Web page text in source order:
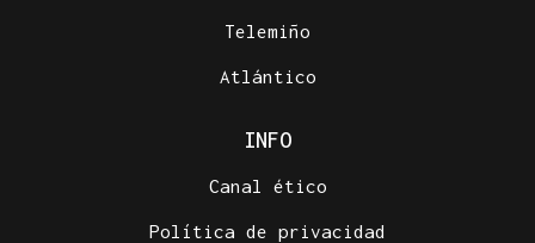
Telemiño
Atlántico
INFO
Canal ético
Política de privacidad